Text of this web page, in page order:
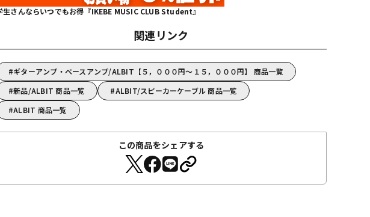
生さんならいつでもお得『IKEBE MUSIC CLUB Student』
関連リンク
ギターアンプ・ベースアンプ/ALBIT【５，０００円～１５，０００円】 商品一覧
新品/ALBIT 商品一覧
ALBIT/スピーカーケーブル 商品一覧
ALBIT 商品一覧
この商品をシェアする